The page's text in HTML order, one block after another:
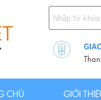
CHỦ GIỚI